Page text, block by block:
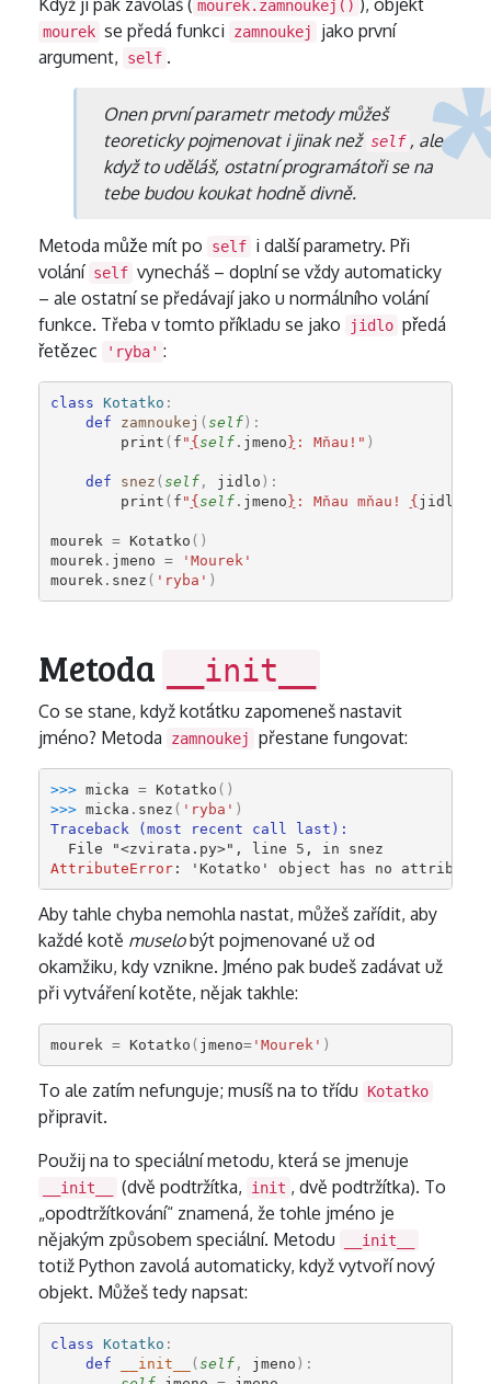
Když ji pak zavoláš ( mourek.zamnoukej() ), objekt
mourek se předá funkci zamnoukej
jako první
argument,
self .
Onen první parametr metody můžeš
teoreticky pojmenovat i jinak než self , ale
když to uděláš, ostatní programátoři se na
tebe budou koukat hodně divně.
Metoda může mít po self i další parametry. Při
volání self vynecháš – doplní se vždy automaticky
– ale ostatní se předávají jako u normálního volání
funkce. Třeba v tomto příkladu se jako
jidlo předá
řetězec
'ryba' :
class Kotatko :
def
zamnoukej (self):
print ( f " {self. jmeno} : Mňau!" )
def snez (self, jidlo ):
print ( f " {self. jmeno} : Mňau mňau! {jidlo
mourek = Kotatko ()
mourek . jmeno =
'Mourek'
mourek . snez ( 'ryba' )
Metoda __init__
Co se stane, když koťátku zapomeneš nastavit
jméno? Metoda
zamnoukej přestane fungovat:
>>> micka = Kotatko ()
>>> micka . snez ( 'ryba' )
Traceback (most recent call last):
  File
"<zvirata.py>" , line 5 , in snez
AttributeError: 'Kotatko' object has no attribute
Aby tahle chyba nemohla nastat, můžeš zařídit, aby
každé kotě muselobýt pojmenované už od
okamžiku, kdy vznikne. Jméno pak budeš zadávat už
při vytváření kotěte, nějak takhle:
mourek = Kotatko ( jmeno='Mourek' )
To ale zatím nefunguje; musíš na to třídu Kotatko
připravit.
Použij na to speciální metodu, která se jmenuje
__init__ (dvě podtržítka, init , dvě podtržítka). To
„opodtržítkování“ znamená, že tohle jméno je
nějakým způsobem speciální. Metodu
__init__
totiž Python zavolá automaticky, když vytvoří nový
objekt. Můžeš tedy napsat:
class Kotatko :
def
__init__ (self, jmeno ):